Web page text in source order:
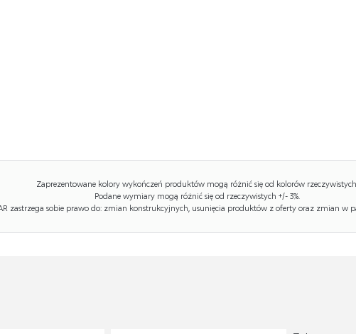
Zaprezentowane kolory wykończeń produktów mogą różnić się od kolorów rzeczywistych.
Podane wymiary mogą różnić się od rzeczywistych +/- 3%.
zastrzega sobie prawo do: zmian konstrukcyjnych, usunięcia produktów z oferty oraz zmian w